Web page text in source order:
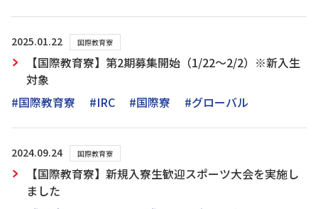
2025.01.22 国際教育寮
【国際教育寮】第2期募集開始（1/22～2/2）※新入生
対象
#国際教育寮
#IRC #国際寮 #グローバル
2024.09.24 国際教育寮
【国際教育寮】新規入寮生歓迎スポーツ大会を実施し
ました